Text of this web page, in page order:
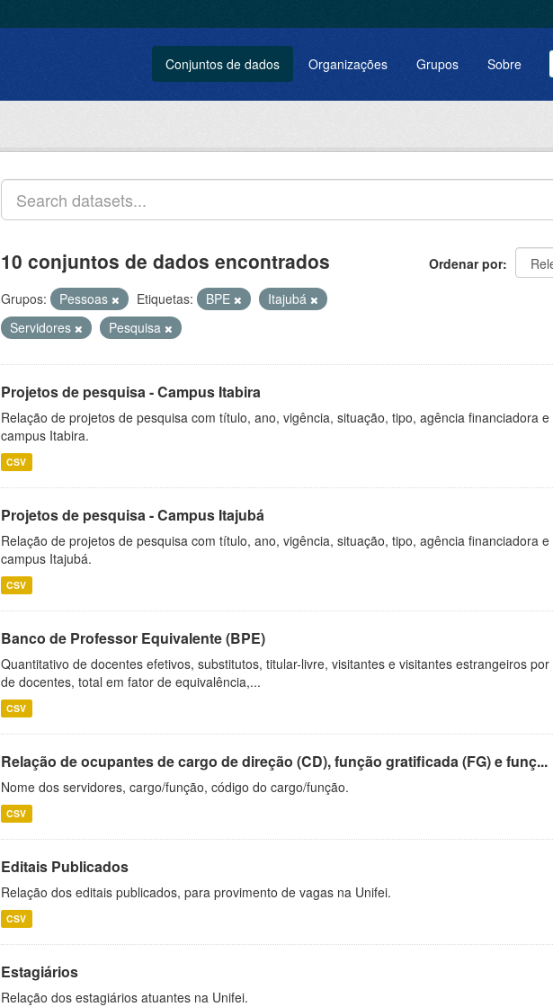
Conjuntos de dados Organizações Grupos Sobre
Ordenar por
10 conjuntos de dados encontrados
Grupos: Pessoas Etiquetas: BPE
Itajubá
Servidores
Pesquisa
Projetos de pesquisa - Campus Itabira
Relação de projetos de pesquisa com título, ano, vigência, situação, tipo, agência financiadora
campus Itabira.
CSV
Projetos de pesquisa - Campus Itajubá
Relação de projetos de pesquisa com título, ano, vigência, situação, tipo, agência financiadora
campus Itajubá.
CSV
Banco de Professor Equivalente (BPE)
Quantitativo de docentes efetivos, substitutos, titular-livre, visitantes e visitantes estrangeiros
de docentes, total em fator de equivalência,...
CSV
Relação de ocupantes de cargo de direção (CD), função gratificada (FG) e funç...
Nome dos servidores, cargo/função, código do cargo/função.
CSV
Editais Publicados
Relação dos editais publicados, para provimento de vagas na Unifei.
CSV
Estagiários
Relação dos estagiários atuantes na Unifei.